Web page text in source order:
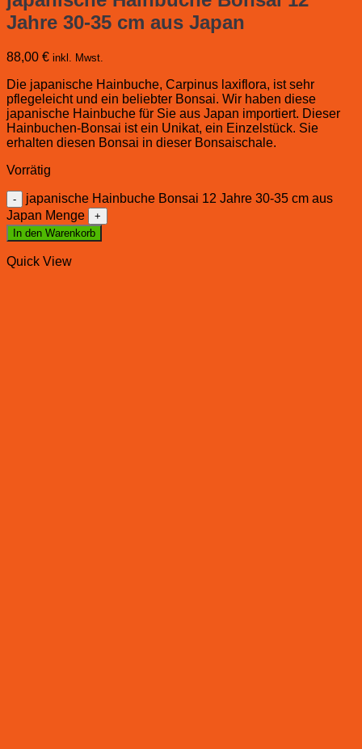
Jahre 30-35 cm aus Japan
88,00 € inkl. Mwst.
Die japanische Hainbuche, Carpinus laxiflora, ist sehr
pflegeleicht und ein beliebter Bonsai. Wir haben diese
japanische Hainbuche für Sie aus Japan importiert. Dieser
Hainbuchen-Bonsai ist ein Unikat, ein Einzelstück. Sie
erhalten diesen Bonsai in dieser Bonsaischale.
Vorrätig
japanische Hainbuche Bonsai 12 Jahre 30-35 cm aus
Japan Menge
In den Warenkorb
Quick View